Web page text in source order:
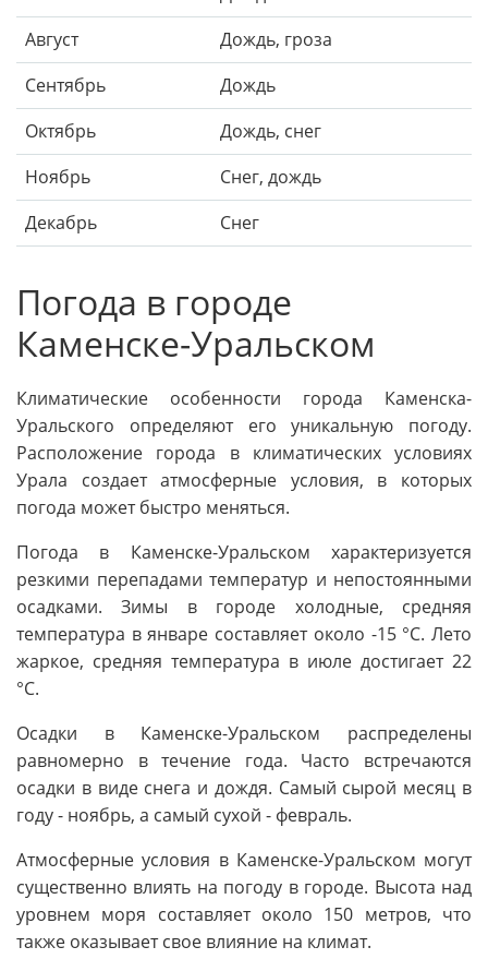
Август
Дождь, гроза
Сентябрь
Дождь
Октябрь
Дождь, снег
Ноябрь
Снег, дождь
Декабрь
Снег
Погода в городе
Каменске-Уральском
Климатические особенности города Каменска-
Уральского определяют его уникальную погоду.
Расположение города в климатических условиях
Урала создает атмосферные условия, в которых
погода может быстро меняться.
Погода в Каменске-Уральском характеризуется
резкими перепадами температур и непостоянными
осадками. Зимы в городе холодные, средняя
температура в январе составляет около -15 °C. Лето
жаркое, средняя температура в июле достигает 22
°C.
Осадки в Каменске-Уральском распределены
равномерно в течение года. Часто встречаются
осадки в виде снега и дождя. Самый сырой месяц в
году - ноябрь, а самый сухой - февраль.
Атмосферные условия в Каменске-Уральском могут
существенно влиять на погоду в городе. Высота над
уровнем моря составляет около 150 метров, что
также оказывает свое влияние на климат.